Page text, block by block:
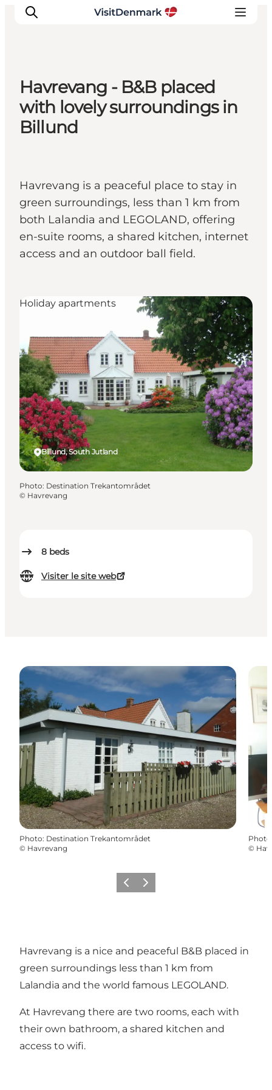
Inspirations
Destinations
Quoi faire
Havrevang - B&B placed
with lovely surroundings in
Billund
Havrevang is a peaceful place to stay in
green surroundings, less than 1 km from
both Lalandia and LEGOLAND, offering
en-suite rooms, a shared kitchen, internet
access and an outdoor ball field.
8 beds
Visiter le site web
Billund, South Jutland
Holiday apartments
Photo: Destination Trekantområdet
© Havrevang
Photo: Destination Trekantområdet
© Havrevang
Photo
©
PrécédentSuivant
Havrevang is a nice and peaceful B&B placed in
green surroundings less than 1 km from
Lalandia and the world famous LEGOLAND.
At Havrevang there are two rooms, each with
their own bathroom, a shared kitchen and
access to wifi.